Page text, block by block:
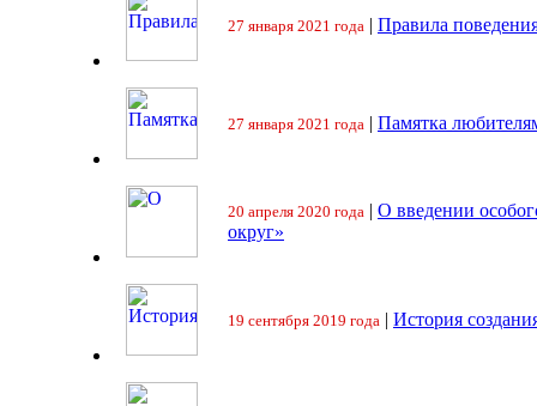
27 января 2021 года | Правила
27 января 2021 года | Памятка
20 апреля 2020 года | О введении
округ»
19 сентября 2019 года | История